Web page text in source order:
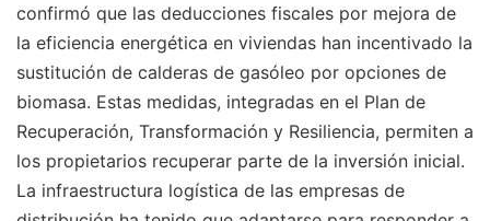
confirmó que las deducciones fiscales por mejora de
la eficiencia energética en viviendas han incentivado la
sustitución de calderas de gasóleo por opciones de
biomasa. Estas medidas, integradas en el Plan de
Recuperación, Transformación y Resiliencia, permiten a
los propietarios recuperar parte de la inversión inicial.
La infraestructura logística de las empresas de